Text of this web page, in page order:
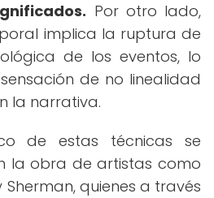
Por otro lado,
implica la ruptura de
de los eventos, lo
de no linealidad
la narrativa.
de estas técnicas se
la obra de artistas como
Sherman, quienes a través